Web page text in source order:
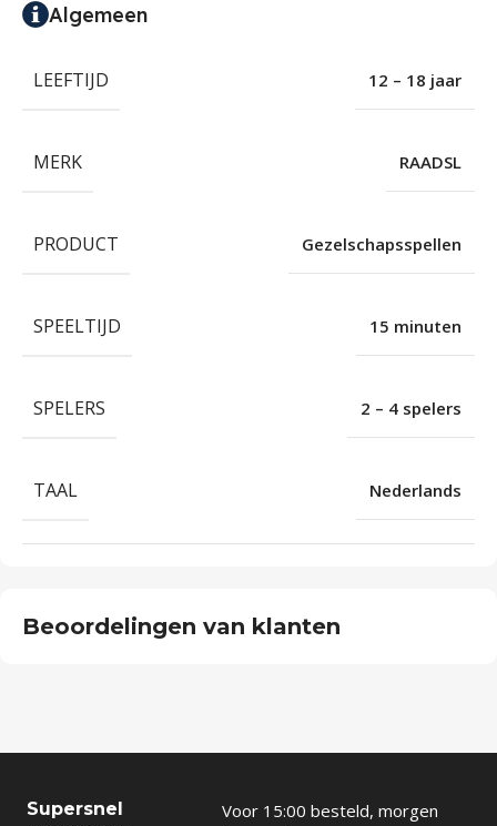
Algemeen
LEEFTIJD 12 – 18 jaar
MERK RAADSL
PRODUCT Gezelschapsspellen
SPEELTIJD 15 minuten
SPELERS 2 – 4 spelers
TAAL Nederlands
Beoordelingen van klanten
Supersnel
Voor 15:00 besteld, morgen